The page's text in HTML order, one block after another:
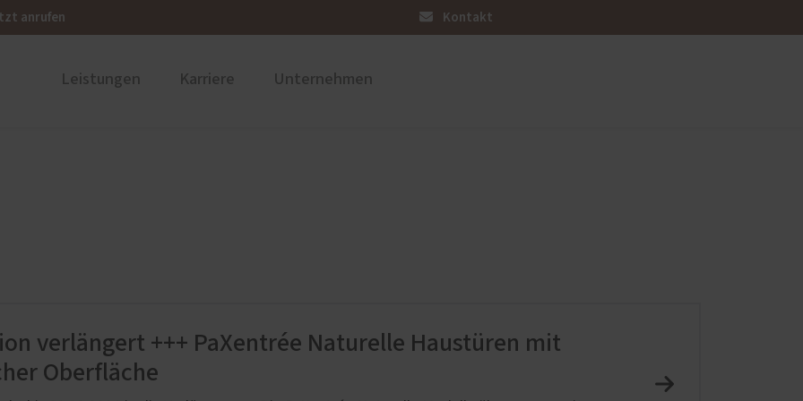
anrufen Kontakt
Leistungen Karriere Unternehmen
verlängert +++ PaXentrée Naturelle Haustüren mit
Oberfläche